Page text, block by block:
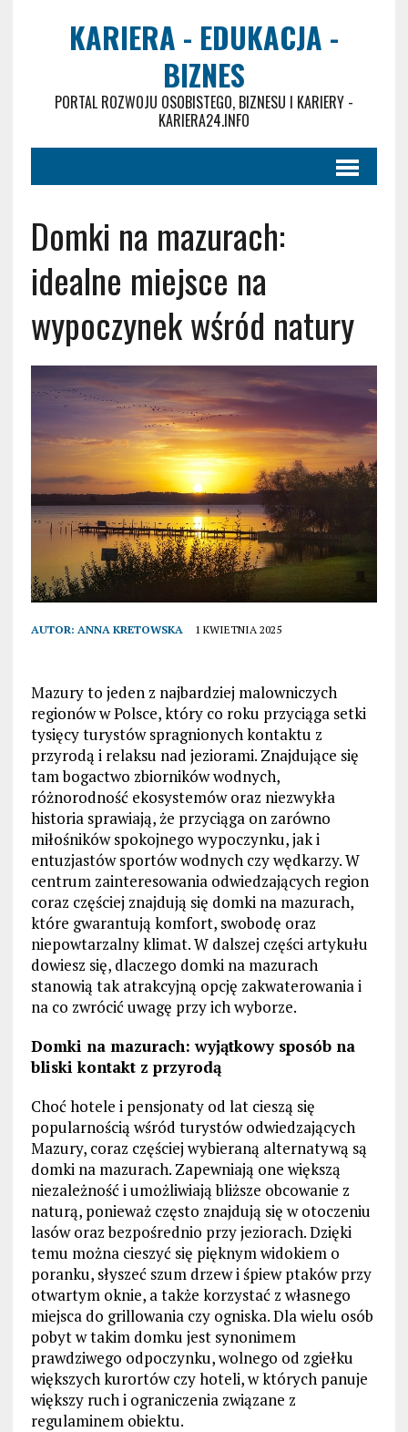
KARIERA - EDUKACJA -
BIZNES
PORTAL ROZWOJU OSOBISTEGO, BIZNESU I KARIERY -
KARIERA24.INFO
Domki na mazurach:
idealne miejsce na
wypoczynek wśród natury
AUTOR: ANNA KRETOWSKA 1 KWIETNIA 2025
Mazury to jeden z najbardziej malowniczych
regionów w Polsce, który co roku przyciąga setki
tysięcy turystów spragnionych kontaktu z
przyrodą i relaksu nad jeziorami. Znajdujące się
tam bogactwo zbiorników wodnych,
różnorodność ekosystemów oraz niezwykła
historia sprawiają, że przyciąga on zarówno
miłośników spokojnego wypoczynku, jak i
entuzjastów sportów wodnych czy wędkarzy. W
centrum zainteresowania odwiedzających region
coraz częściej znajdują się domki na mazurach,
które gwarantują komfort, swobodę oraz
niepowtarzalny klimat. W dalszej części artykułu
dowiesz się, dlaczego domki na mazurach
stanowią tak atrakcyjną opcję zakwaterowania i
na co zwrócić uwagę przy ich wyborze.
Domki na mazurach: wyjątkowy sposób na
bliski kontakt z przyrodą
Choć hotele i pensjonaty od lat cieszą się
popularnością wśród turystów odwiedzających
Mazury, coraz częściej wybieraną alternatywą są
domki na mazurach. Zapewniają one większą
niezależność i umożliwiają bliższe obcowanie z
naturą, ponieważ często znajdują się w otoczeniu
lasów oraz bezpośrednio przy jeziorach. Dzięki
temu można cieszyć się pięknym widokiem o
poranku, słyszeć szum drzew i śpiew ptaków przy
otwartym oknie, a także korzystać z własnego
miejsca do grillowania czy ogniska. Dla wielu osób
pobyt w takim domku jest synonimem
prawdziwego odpoczynku, wolnego od zgiełku
większych kurortów czy hoteli, w których panuje
większy ruch i ograniczenia związane z
regulaminem obiektu.